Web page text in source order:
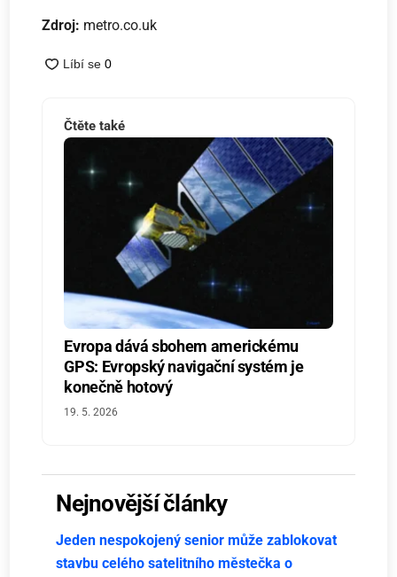
Zdroj: metro.co.uk
Čtěte také
Evropa dává sbohem americkému
GPS: Evropský navigační systém je
konečně hotový
19. 5. 2026
Nejnovější články
Jeden nespokojený senior může zablokovat
stavbu celého satelitního městečka o